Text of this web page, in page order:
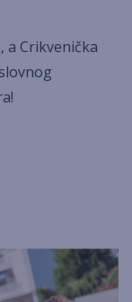
a Crikvenička